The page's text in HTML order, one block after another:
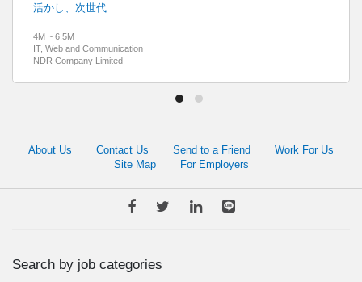
活かし、次世代…
4M ~ 6.5M
IT, Web and Communication
NDR Company Limited
About Us Contact Us Send to a Friend
Work For Us
Site Map
For Employers
Search by job categories